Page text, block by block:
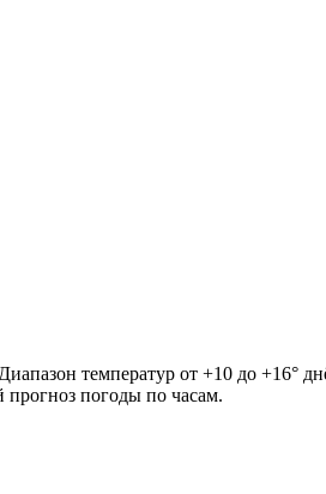
температур от +10 до
прогноз погоды по часам.